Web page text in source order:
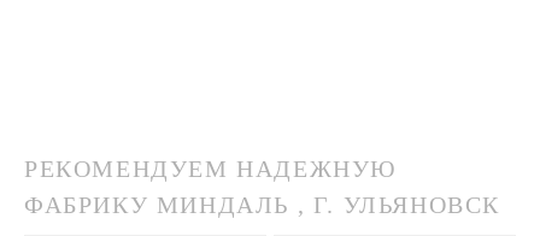
РЕКОМЕНДУЕМ НАДЕЖНУЮ
ФАБРИКУ МИНДАЛЬ , Г. УЛЬЯНОВСК